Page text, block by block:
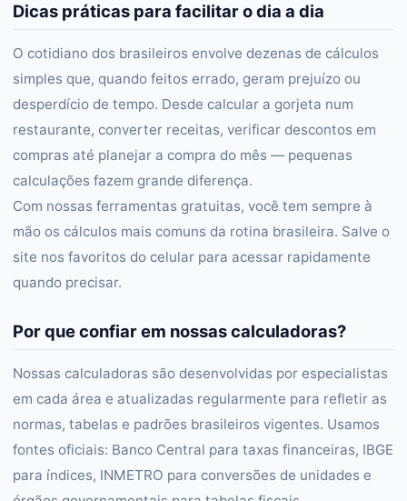
Dicas práticas para facilitar o dia a dia
O cotidiano dos brasileiros envolve dezenas de cálculos
simples que, quando feitos errado, geram prejuízo ou
desperdício de tempo. Desde calcular a gorjeta num
restaurante, converter receitas, verificar descontos em
compras até planejar a compra do mês — pequenas
calculações fazem grande diferença.
Com nossas ferramentas gratuitas, você tem sempre à
mão os cálculos mais comuns da rotina brasileira. Salve o
site nos favoritos do celular para acessar rapidamente
quando precisar.
Por que confiar em nossas calculadoras?
Nossas calculadoras são desenvolvidas por especialistas
em cada área e atualizadas regularmente para refletir as
normas, tabelas e padrões brasileiros vigentes. Usamos
fontes oficiais: Banco Central para taxas financeiras, IBGE
para índices, INMETRO para conversões de unidades e